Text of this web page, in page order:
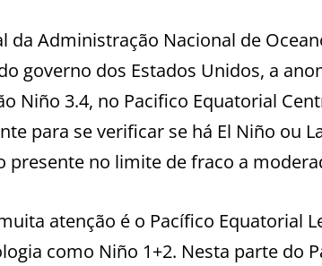
Administração Nacional de
governo dos Estados Unidos, a
Niño 3.4, no Pacifico Equatorial
para se verificar se há El Niño ou
presente no limite de fraco a
atenção é o Pacífico Equatorial
como Niño 1+2. Nesta parte do